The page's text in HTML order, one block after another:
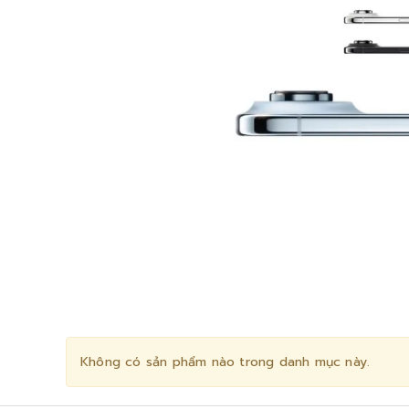
Không có sản phẩm nào trong danh mục này.